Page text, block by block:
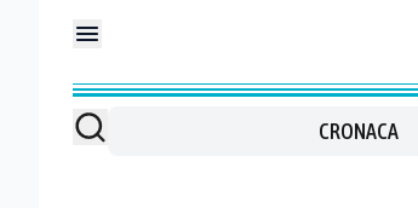
CRONACA